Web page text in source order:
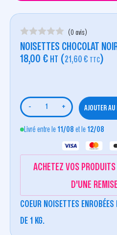
(0 avis)
NOISETTES CHOCOLAT
18,00 € HT (21,60 € TTC)
- + AJOUTER AU
Livré entre le 11/08 et le 12/08
ACHETEZ VOS
D'UNE
COEUR NOISETTES
DE 1 KG.